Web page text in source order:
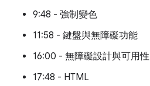
9:48 - 強制變色
11:58 - 鍵盤與無障礙功能
16:00 - 無障礙設計與可用性
17:48 - HTML